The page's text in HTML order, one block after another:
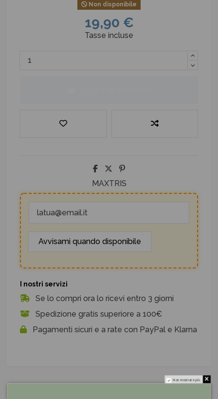
Non disponibile
19,90 €
Tasse incluse
MAXTRIS
I nostri servizi
Se lo compri ora lo ricevi entro 3 giorni
Spedizione gratis superiore a 100€
Pagamenti sicuri e a rate con PayPal e Klarna
Non mostrare più.